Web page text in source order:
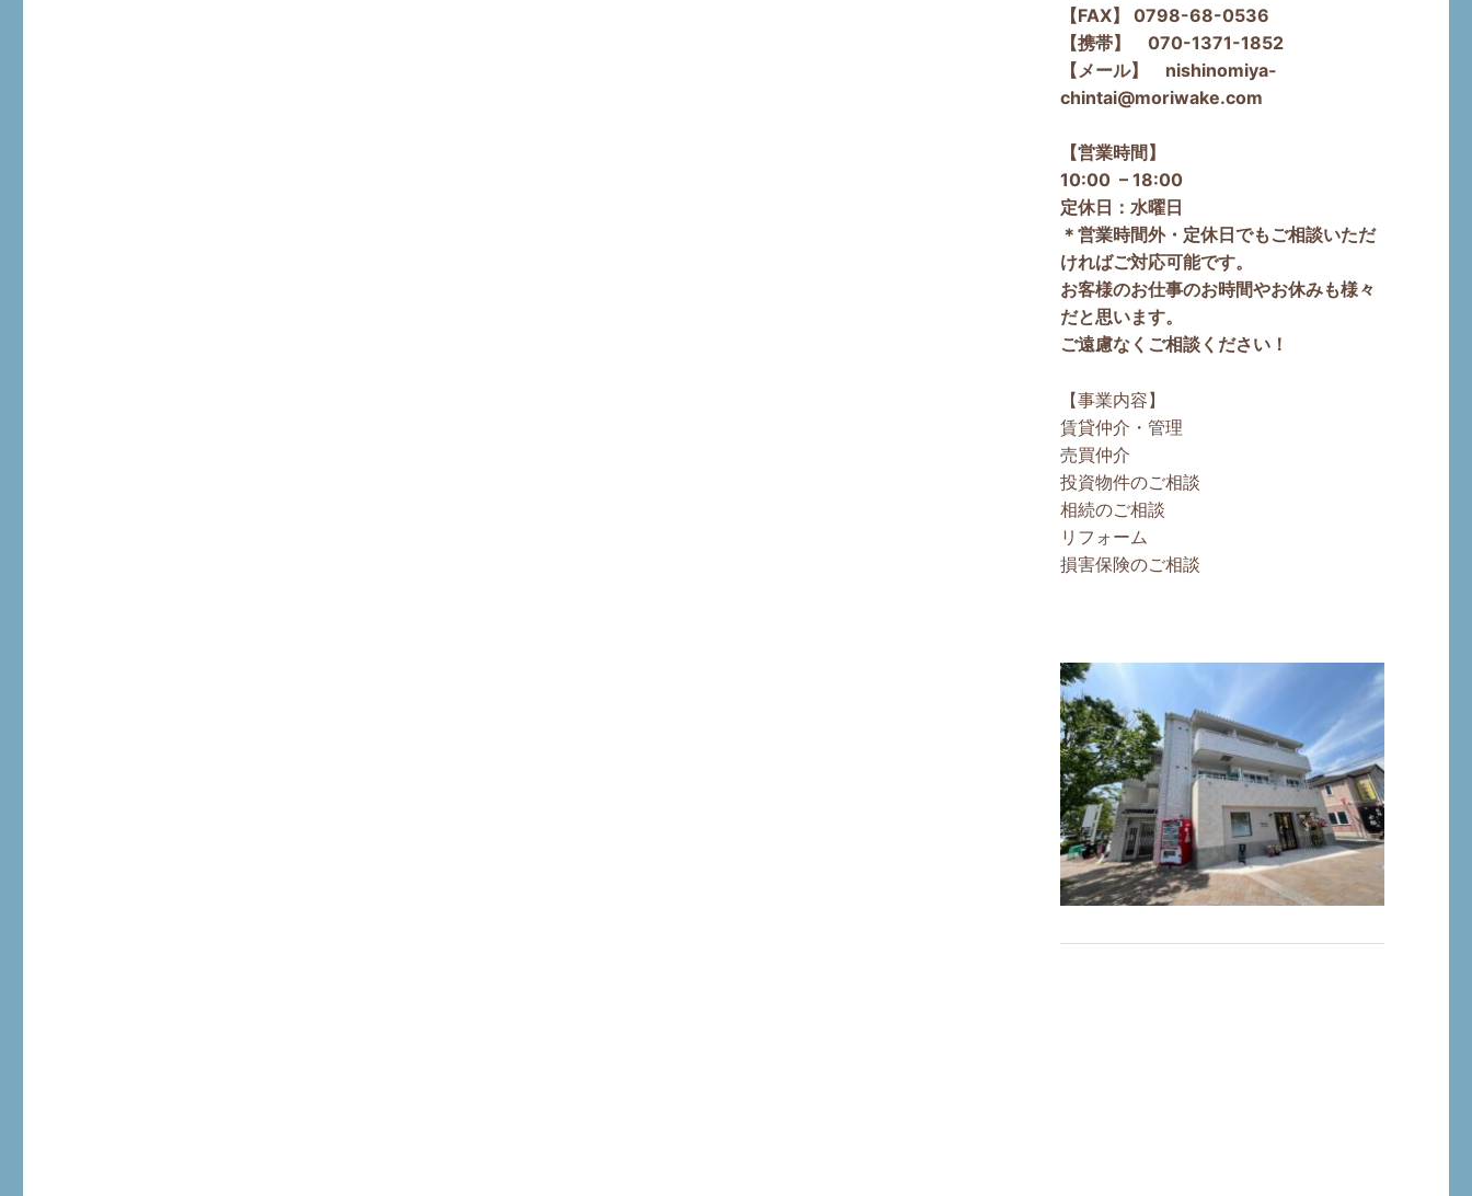
【FAX】 0798-68-0536
【携帯】 070-1371-1852
【メール】 nishinomiya-
chintai@moriwake.com
【営業時間】
10:00 – 18:00
定休日：水曜日
＊営業時間外・定休日でもご相談いただ
ければご対応可能です。
お客様のお仕事のお時間やお休みも様々
だと思います。
ご遠慮なくご相談ください！
【事業内容】
賃貸仲介・管理
売買仲介
投資物件のご相談
相続のご相談
リフォーム
損害保険のご相談